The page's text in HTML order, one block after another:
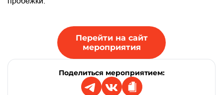
Перейти на сайт
мероприятия
Поделиться мероприятием: